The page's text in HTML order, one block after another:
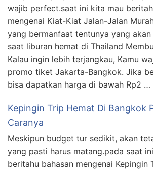
wajib perfect.saat ini kita mau
mengenai Kiat-Kiat Jalan-Jalan
yang bermanfaat tentunya yang akan
saat liburan hemat di Thailand
Kalau ingin lebih terjangkau, Kamu
promo tiket Jakarta-Bangkok. Jika
bisa dapatkan harga di bawah Rp2 …
Kepingin Trip Hemat Di Bangkok
Caranya
Meskipun budget tur sedikit, akan
yang pasti harus matang.pada saat
beritahu bahasan mengenai Kepingin